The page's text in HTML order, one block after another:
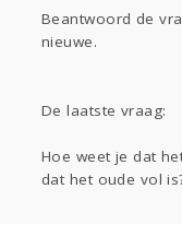
Zwanger
Sport
Lezen
Beantwoord de
nieuwe.
De laatste vraag:
Hoe weet je dat
dat het oude vol